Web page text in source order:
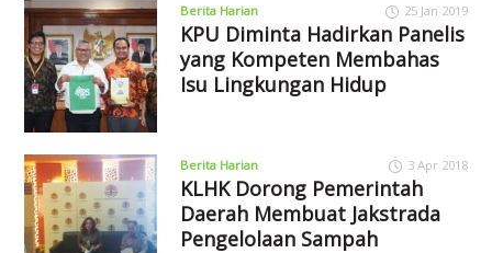
Berita Harian 25 Jan 2019
KPU Diminta Hadirkan Panelis
yang Kompeten Membahas
Isu Lingkungan Hidup
Berita Harian 3 Apr 2018
KLHK Dorong Pemerintah
Daerah Membuat Jakstrada
Pengelolaan Sampah